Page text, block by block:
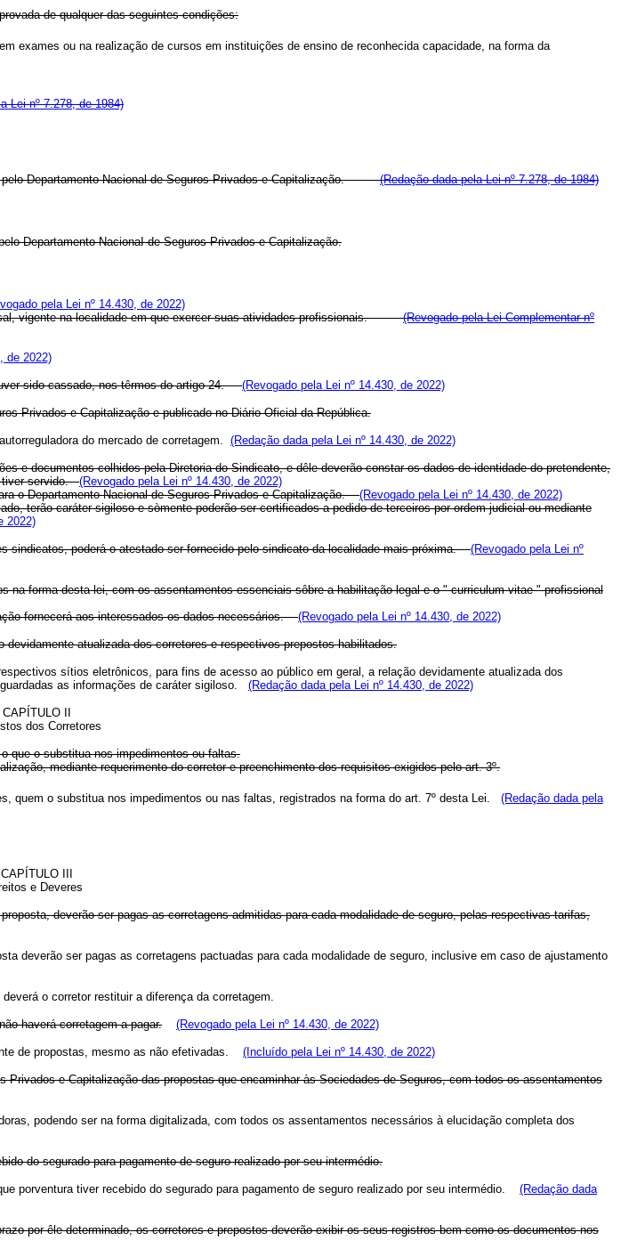
de qualquer das seguintes condições:
exames ou na realização de cursos em instituições de ensino de reconhecida capacidade, na forma da
Lei nº 7.278, de 1984)
pelo Departamento Nacional de Seguros Privados e Capitalização.(Redação dada pela Lei nº 7.278, de 1984)
Departamento NacionaI de Seguros Privados e Capitalização.
pela Lei nº 14.430, de 2022)
vigente na localidade em que exercer suas atividades profissionais.
(Revogado pela Lei Complementar nº
de 2022)
sido cassado, nos têrmos do artigo 24.(Revogado pela Lei nº 14.430, de 2022)
Privados e Capitalização e publicado no Diário Oficial da República.
do mercado de corretagem. (Redação dada pela Lei nº 14.430, de 2022)
e documentos colhidos pela Diretoria do Sindicato, e dêle deverão constar os dados de identidade do pretendente,
tiver servido.(Revogado pela Lei nº 14.430, de 2022)
o Departamento Nacional de Seguros Privados e Capitalização.(Revogado pela Lei nº 14.430, de 2022)
terão caráter sigiloso e sòmente poderão ser certificados a pedido de terceiros por ordem judicial ou mediante
2022)
sindicatos, poderá o atestado ser fornecido pelo sindicato da localidade mais próxima.(Revogado pela Lei nº
forma desta lei, com os assentamentos essenciais sôbre a habilitação legal e o " curriculum vitae " profissional
fornecerá aos interessados os dados necessários.(Revogado pela Lei nº 14.430, de 2022)
atualizada dos corretores e respectivos prepostos habilitados.
sítios eletrônicos, para fins de acesso ao público em geral, a relação devidamente atualizada dos
as informações de caráter sigiloso. (Redação dada pela Lei nº 14.430, de 2022)
CAPÍTULO II
dos Corretores
que o substitua nos impedimentos ou faltas.
mediante requerimento do corretor e preenchimento dos requisitos exigidos pelo art. 3º.
quem o substitua nos impedimentos ou nas faltas, registrados na forma do art. 7º desta Lei. (Redação dada pela
CAPÍTULO III
e Deveres
deverão ser pagas as corretagens admitidas para cada modalidade de seguro, pelas respectivas tarifas,
deverão ser pagas as corretagens pactuadas para cada modalidade de seguro, inclusive em caso de ajustamento
o corretor restituir a diferença da corretagem.
haverá corretagem a pagar. (Revogado pela Lei nº 14.430, de 2022)
de propostas, mesmo as não efetivadas. (Incluído pela Lei nº 14.430, de 2022)
e Capitalização das propostas que encaminhar às Sociedades de Seguros, com todos os assentamentos
podendo ser na forma digitalizada, com todos os assentamentos necessários à elucidação completa dos
do segurado para pagamento de seguro realizado por seu intermédio.
porventura tiver recebido do segurado para pagamento de seguro realizado por seu intermédio. (Redação dada
por êle determinado, os corretores e prepostos deverão exibir os seus registros bem como os documentos nos